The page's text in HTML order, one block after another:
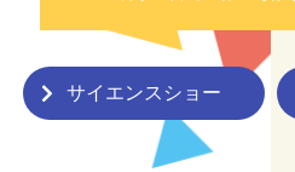
サイエンスショー